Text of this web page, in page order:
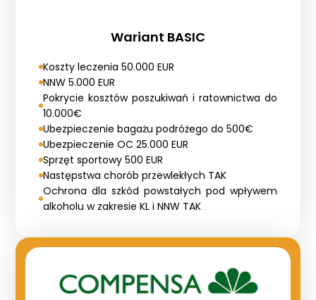
Wariant BASIC
Koszty leczenia 50.000 EUR
NNW 5.000 EUR
Pokrycie kosztów poszukiwań i ratownictwa do
10.000€
Ubezpieczenie bagażu podróżego do 500€
Ubezpieczenie OC 25.000 EUR
Sprzęt sportowy 500 EUR
Następstwa chorób przewlekłych TAK
Ochrona dla szkód powstałych pod wpływem
alkoholu w zakresie KL i NNW TAK